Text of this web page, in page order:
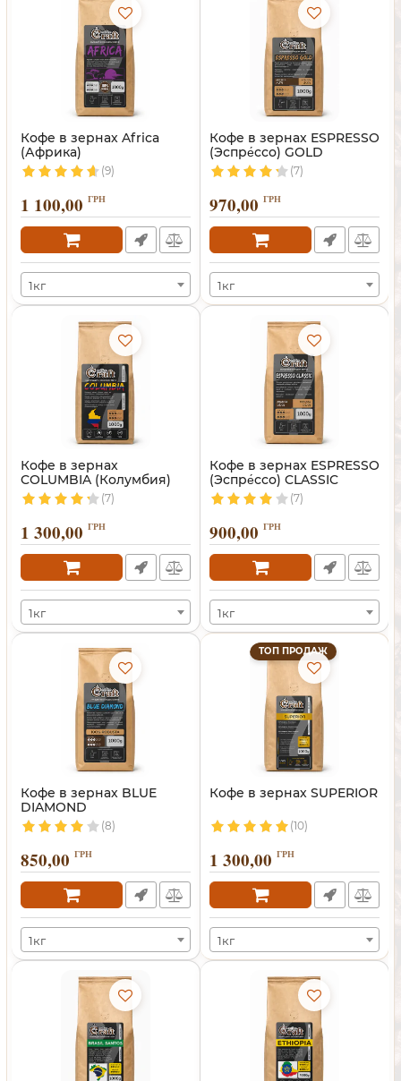
Кофе в зернах Africa
(Африка)
(9)
1 100,00 ГРН
1кг
Кофе в зернах ESPRESSO
(Эспре́ссо) GOLD
(7)
970,00 ГРН
1кг
Кофе в зернах
COLUMBIA (Колумбия)
(7)
1 300,00 ГРН
1кг
Кофе в зернах ESPRESSO
(Эспре́ссо) CLASSIC
(7)
900,00 ГРН
1кг
Кофе в зернах BLUE
DIAMOND
(8)
850,00 ГРН
1кг
ТОП ПРОДАЖ
Кофе в зернах SUPERIOR
(10)
1 300,00 ГРН
1кг